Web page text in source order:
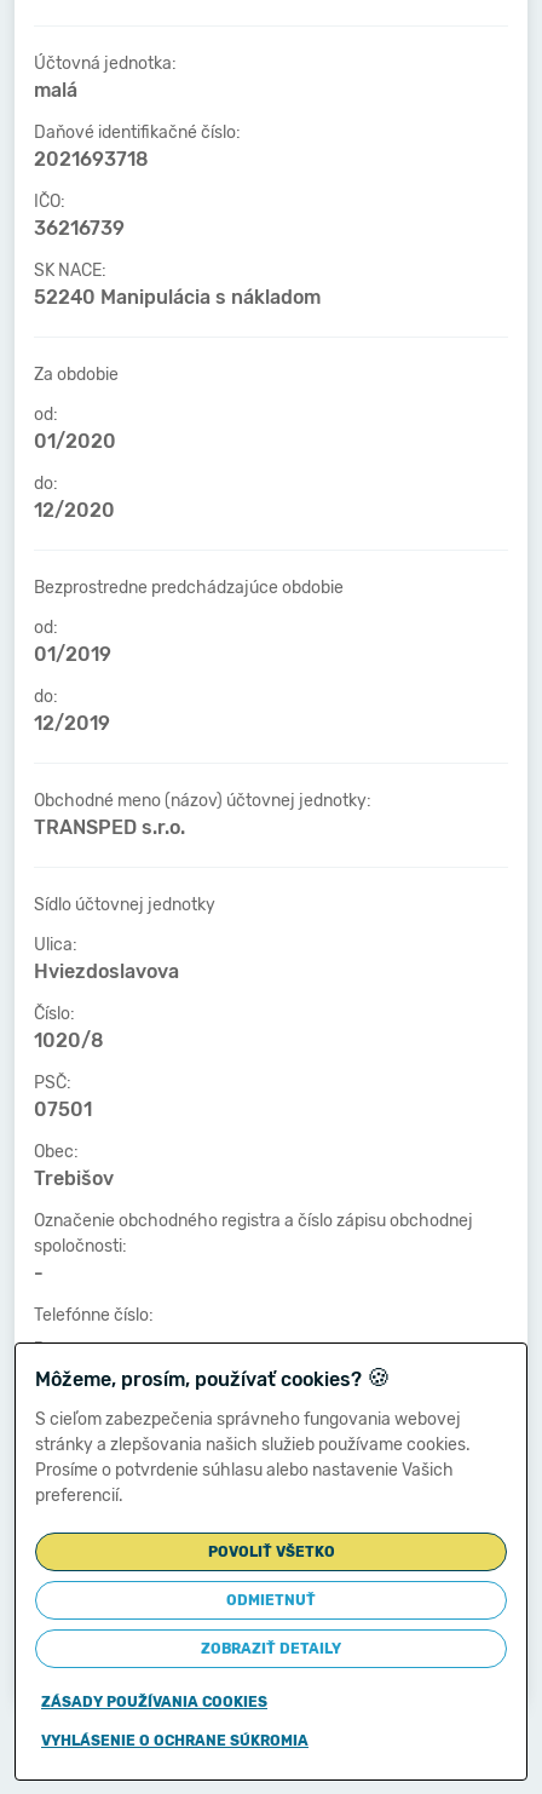
Účtovná jednotka:
malá
Daňové identifikačné číslo:
2021693718
IČO:
36216739
SK NACE:
52240 Manipulácia s nákladom
Za obdobie
od:
01/2020
do:
12/2020
Bezprostredne predchádzajúce obdobie
od:
01/2019
do:
12/2019
Obchodné meno (názov) účtovnej jednotky:
TRANSPED s.r.o.
Sídlo účtovnej jednotky
Ulica:
Hviezdoslavova
Číslo:
1020/8
PSČ:
07501
Obec:
Trebišov
Označenie obchodného registra a číslo zápisu obchodnej
spoločnosti:
-
Telefónne číslo:
-
Faxové číslo:
-
E-mailová adresa:
-
Zostavená dňa:
02.03.2021
Schválená dňa:
-
Môžeme, prosím, používať cookies? 🍪
S cieľom zabezpečenia správneho fungovania webovej
stránky a zlepšovania našich služieb používame cookies.
Prosíme o potvrdenie súhlasu alebo nastavenie Vašich
preferencií.
POVOLIŤ VŠETKO
ODMIETNUŤ
ZOBRAZIŤ DETAILY
ZÁSADY POUŽÍVANIA COOKIES
VYHLÁSENIE O OCHRANE SÚKROMIA
Copyright © 2011-2026